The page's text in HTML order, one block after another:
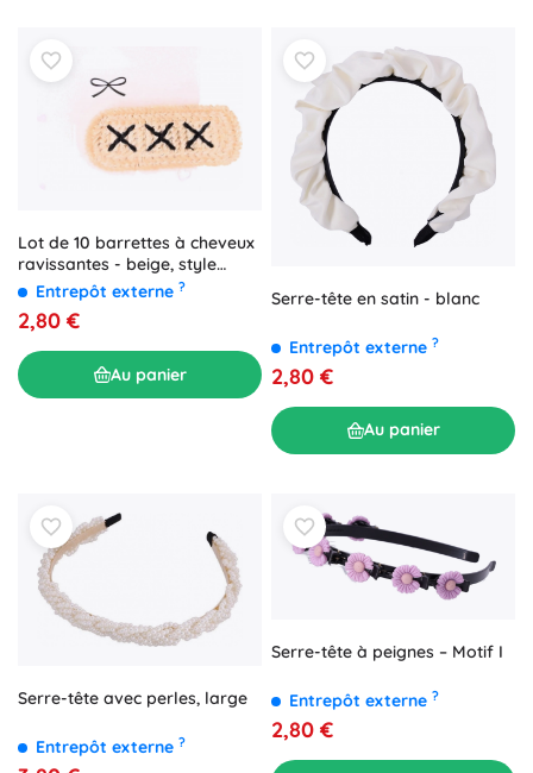
Lot de 10 barrettes à cheveux
ravissantes - beige, style
bohoEntrepôt externe ?
2,80 €
Au panier
Serre-tête en satin - blanc
Entrepôt externe ?
2,80 €
Au panier
Serre-tête avec perles, large
Entrepôt externe ?
Serre-tête à peignes – Motif I
Entrepôt externe ?
2,80 €